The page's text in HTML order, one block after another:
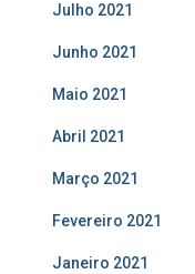
Julho 2021
Junho 2021
Maio 2021
Abril 2021
Março 2021
Fevereiro 2021
Janeiro 2021